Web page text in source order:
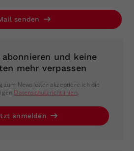
senden
und keine
mehr verpassen
zum Newsletter akzeptiere ich die
Datenschutzrichtlinien.
anmelden